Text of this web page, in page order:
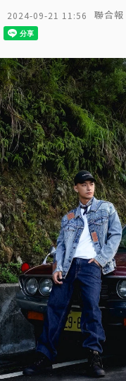
2024-09-21 11:56 聯合